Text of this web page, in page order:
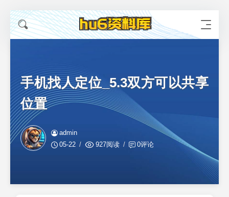
手机找人定位_5.3双方可以共享
位置
admin
05-22
927阅读 0评论